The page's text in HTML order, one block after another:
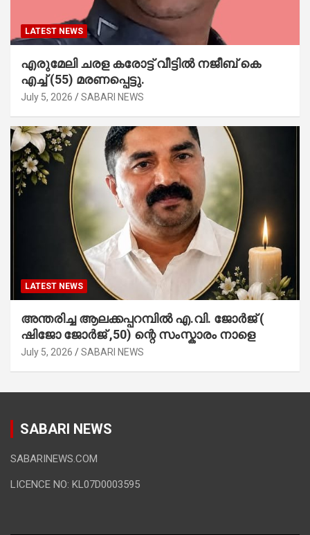
LATEST NEWS
എരുമേലി ചരള കരോട്ട് വീട്ടിൽ നജീബ് കെ
എച്ച് (55) മരണപ്പെട്ടു.
July 5, 2026 SABARI NEWS
LATEST NEWS
അന്തരിച്ച ആ​ല​ക്ക​പ്പ​റമ്പിൽ​ എ.​വി. ജോ​ർ​ജ് (
ഷിജോ ജോർജ് ,50) ന്റെ സംസ്കാരം നാളെ
July 5, 2026 SABARI NEWS
SABARI NEWS
SABARINEWS.COM
LICENCE NO: KL07D0003595